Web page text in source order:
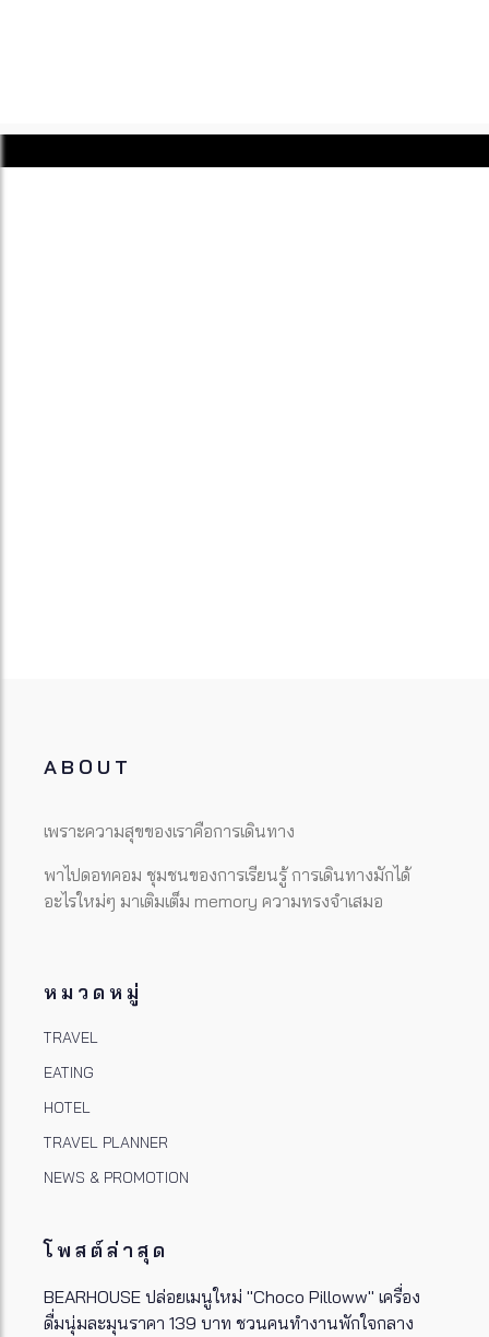
ABOUT
เพราะความสุขของเราคือการเดินทาง
พาไปดอทคอม ชุมชนของการเรียนรู้ การเดินทางมักได้
อะไรใหม่ๆ มาเติมเต็ม memory ความทรงจำเสมอ
หมวดหมู่
TRAVEL
EATING
HOTEL
TRAVEL PLANNER
NEWS & PROMOTION
โพสต์ล่าสุด
BEARHOUSE ปล่อยเมนูใหม่ "Choco Pilloww" เครื่อง
ดื่มนุ่มละมุนราคา 139 บาท ชวนคนทำงานพักใจกลาง